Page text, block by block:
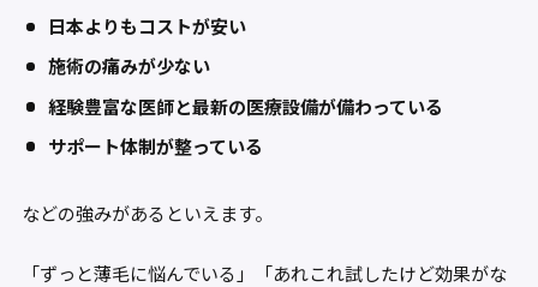
日本よりもコストが安い
施術の痛みが少ない
経験豊富な医師と最新の医療設備が備わっている
サポート体制が整っている
などの強みがあるといえます。
「ずっと薄毛に悩んでいる」「あれこれ試したけど効果がな